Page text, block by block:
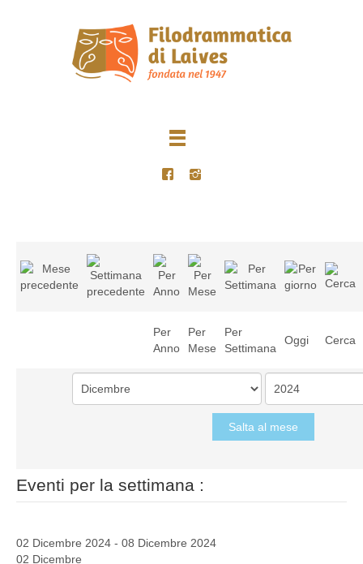
Per
Anno
Per
Mese
Per
Settimana
Oggi Cerca
Salta al mese
Eventi per la settimana :
02 Dicembre 2024 - 08 Dicembre 2024
02 Dicembre